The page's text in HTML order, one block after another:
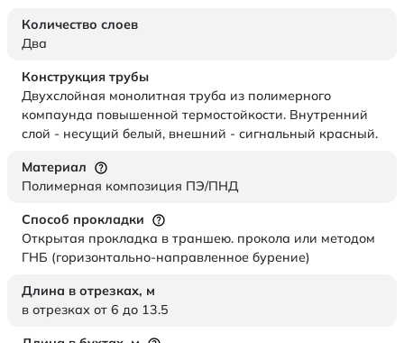
Количество слоев
Два
Конструкция трубы
Двухслойная монолитная труба из полимерного
компаунда повышенной термостойкости. Внутренний
слой - несущий белый, внешний - сигнальный красный.
Материал
Полимерная композиция ПЭ/ПНД
Способ прокладки
Открытая прокладка в траншею. прокола или методом
ГНБ (горизонтально-направленное бурение)
Длина в отрезках, м
в отрезках от 6 до 13.5